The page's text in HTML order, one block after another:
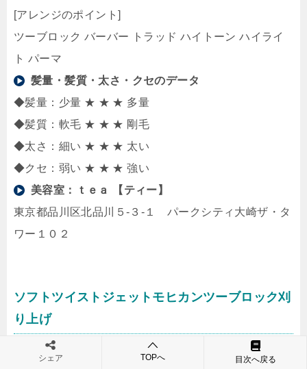
[アレンジのポイント]
ツーブロック バーバー トラッド ハイトーン ハイライ
ト パーマ
髪量・髪質・太さ・クセのデータ
◆髪量：少量 ★ ★ ★ 多量
◆髪質：軟毛 ★ ★ ★ 剛毛
◆太さ：細い ★ ★ ★ 太い
◆クセ：弱い ★ ★ ★ 強い
美容室：
ｔｅａ 【ティー】
東京都品川区北品川５-３-１ パークシティ大崎ザ・タ
ワー１０２
ソフトツイストジェットモヒカンツーブロック刈
り上げ
出典：HOT PEPPER BEAUTY
シェア TOPへ 目次へ戻る